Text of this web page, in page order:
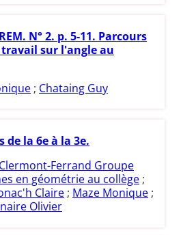
N° 2. p. 5-11. Parcours
sur l'angle au
; Chataing Guy
de la 6e à la 3e.
Ferrand Groupe
en géométrie au collège ;
Claire ; Maze Monique ;
Olivier